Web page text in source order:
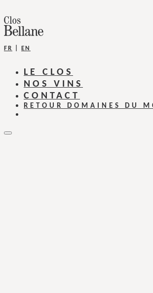
FR EN
LE CLOS
NOS VINS
CONTACT
RETOUR DOMAINES DU